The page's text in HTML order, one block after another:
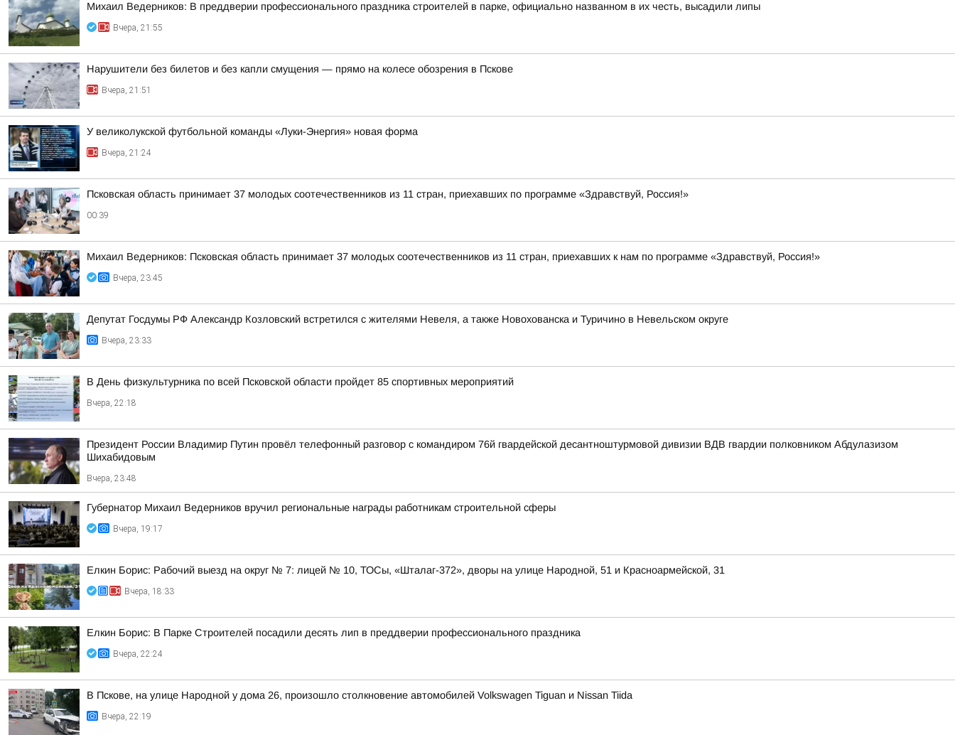
Михаил Ведерников: В преддверии профессионального праздника строителей в парке, официально названном в их честь, высадили липы
Вчера, 21:55
Нарушители без билетов и без капли смущения — прямо на колесе обозрения в Пскове
Вчера, 21:51
У великолукской футбольной команды «Луки-Энергия» новая форма
Вчера, 21:24
Псковская область принимает 37 молодых соотечественников из 11 стран, приехавших по программе «Здравствуй, Россия!»
00:39
Михаил Ведерников: Псковская область принимает 37 молодых соотечественников из 11 стран, приехавших к нам по программе «Здравствуй, Россия!»
Вчера, 23:45
Депутат Госдумы РФ Александр Козловский встретился с жителями Невеля, а также Новохованска и Туричино в Невельском округе
Вчера, 23:33
В День физкультурника по всей Псковской области пройдет 85 спортивных мероприятий
Вчера, 22:18
Президент России Владимир Путин провёл телефонный разговор с командиром 76й гвардейской десантноштурмовой дивизии ВДВ гвардии полковником Абдулазизом
Шихабидовым
Вчера, 23:48
Губернатор Михаил Ведерников вручил региональные награды работникам строительной сферы
Вчера, 19:17
Елкин Борис: Рабочий выезд на округ № 7: лицей № 10, ТОСы, «Шталаг-372», дворы на улице Народной, 51 и Красноармейской, 31
Вчера, 18:33
Елкин Борис: В Парке Строителей посадили десять лип в преддверии профессионального праздника
Вчера, 22:24
В Пскове, на улице Народной у дома 26, произошло столкновение автомобилей Volkswagen Tiguan и Nissan Tiida
Вчера, 22:19